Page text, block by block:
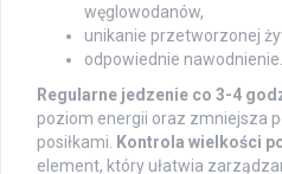
węglowodanów,
unikanie przetworzonej
odpowiednie nawodnienie.
Regularne jedzenie co 3-4
poziom energii oraz zmniejsza
posiłkami.
Kontrola wielkości
element, który ułatwia